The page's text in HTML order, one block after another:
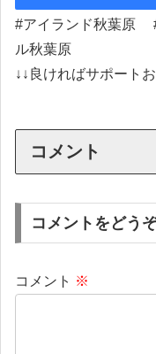
#アイランド秋葉原
ル秋葉原
↓↓良ければサポート
コメント
コメントをどう
コメント ※